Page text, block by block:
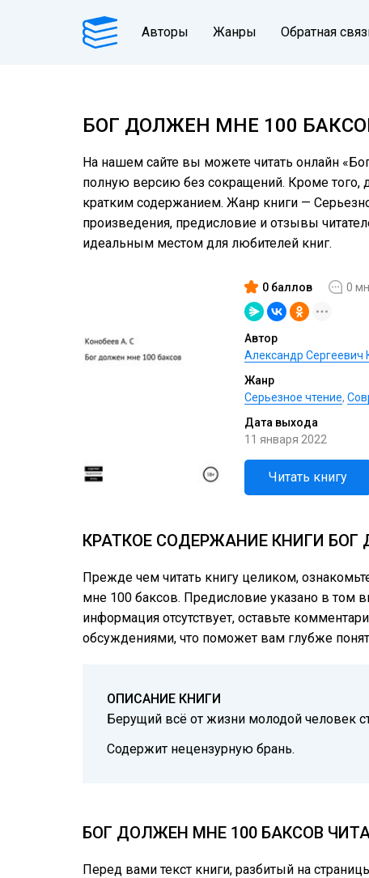
Авторы Жанры Обратная
БОГ ДОЛЖЕН МНЕ 100
На нашем сайте вы можете читать онлайн
полную версию без сокращений. Кроме того,
кратким содержанием. Жанр книги —
произведения, предисловие и отзывы
идеальным местом для любителей книг.
0 баллов 0
Автор
Александр Сергеевич
Жанр
Серьезное чтение,
Дата выхода
11 января 2022
Читать книгу
КРАТКОЕ СОДЕРЖАНИЕ КНИГИ
Прежде чем читать книгу целиком,
мне 100 баксов. Предисловие указано в том
информация отсутствует, оставьте
обсуждениями, что поможет вам глубже
ОПИСАНИЕ КНИГИ
Берущий всё от жизни молодой человек
Содержит нецензурную брань.
БОГ ДОЛЖЕН МНЕ 100 БАКСОВ
Перед вами текст книги, разбитый на